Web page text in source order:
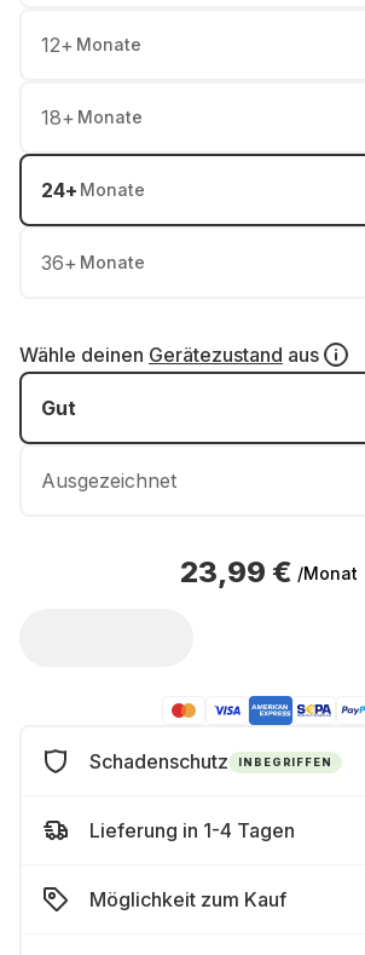
12+ Monate
18+ Monate
24+ Monate
36+ Monate
Wähle deinen Gerätezustand aus
Gut
Ausgezeichnet
23,99 € /Monat
Schadenschutz INBEGRIFFEN
Lieferung in 1-4 Tagen
Möglichkeit zum Kauf